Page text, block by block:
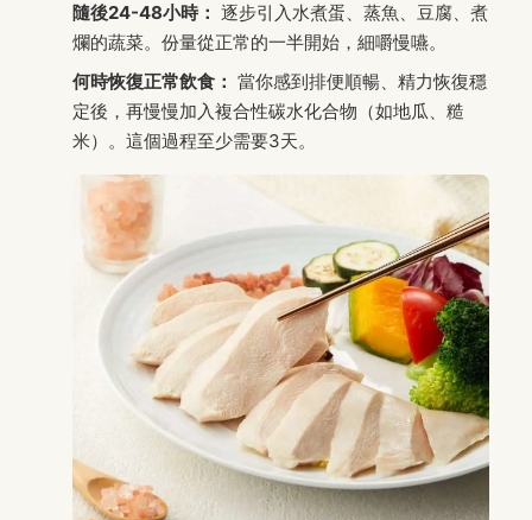
隨後24-48小時： 逐步引入水煮蛋、蒸魚、豆腐、煮
爛的蔬菜。份量從正常的一半開始，細嚼慢嚥。
何時恢復正常飲食： 當你感到排便順暢、精力恢復穩
定後，再慢慢加入複合性碳水化合物（如地瓜、糙
米）。這個過程至少需要3天。